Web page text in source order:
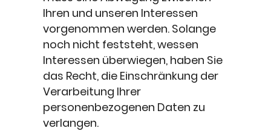
Ihren und unseren Interessen
vorgenommen werden. Solange
noch nicht feststeht, wessen
Interessen überwiegen, haben Sie
das Recht, die Einschränkung der
Verarbeitung Ihrer
personenbezogenen Daten zu
verlangen.